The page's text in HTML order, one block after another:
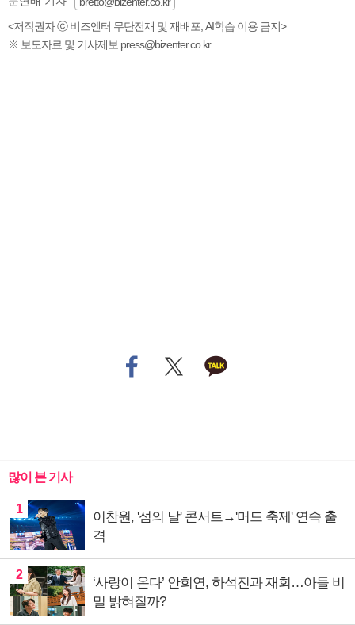
<저작권자 ⓒ 비즈엔터 무단전재 및 재배포, AI학습 이용 금지>
※ 보도자료 및 기사제보 press@bizenter.co.kr
많이 본 기사
1
이찬원, '섬의 날' 콘서트→'머드 축제' 연속 출
격
2
‘사랑이 온다’ 안희연, 하석진과 재회…아들 비
밀 밝혀질까?